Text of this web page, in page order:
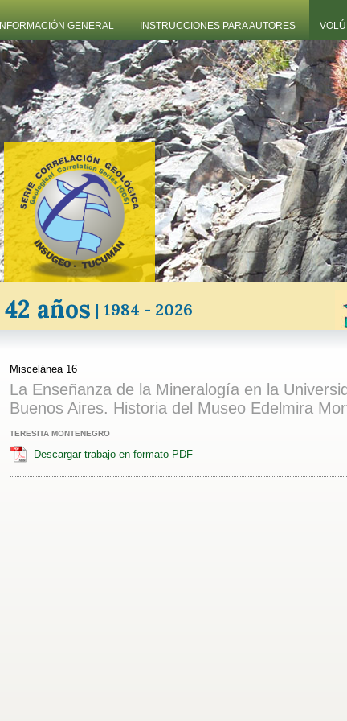
INFORMACIÓN GENERAL INSTRUCCIONES PARA AUTORES
42 años | 1984 - 2026
Miscelánea 16
La Enseñanza de la Mineralogía en la
Buenos Aires. Historia del Museo Edelmira
TERESITA MONTENEGRO
Descargar trabajo en formato PDF